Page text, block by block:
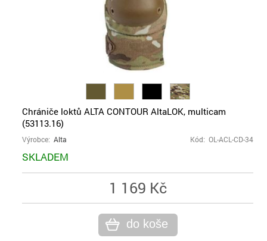
Chrániče loktů ALTA CONTOUR AltaLOK, multicam
(53113.16)
Výrobce: Alta Kód: OL-ACL-CD-34
SKLADEM
1 169 Kč
do koše